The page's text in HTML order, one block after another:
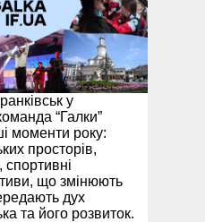
у
“Галки”
моменти року:
просторів,
спортивні
що змінюють
дух
та його розвиток.